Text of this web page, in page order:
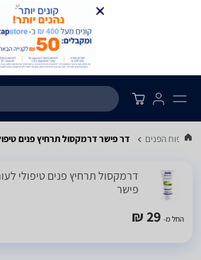
לטיפוח הפנים דר פישר דרמקסול תרחיץ פנים טיפולי לעור
פישר
החל מ- 29 ₪